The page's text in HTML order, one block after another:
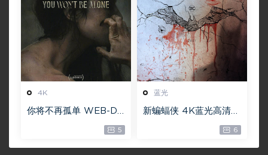
4K
你将不再孤单 WEB-DL
版下载 2022 You Wo
n’t Be Alone 19.1G [21
60P][4K]
5
蓝光
新蝙蝠侠 4K蓝光高清M
KV版/蝙蝠侠(港/台) /
重启版蝙蝠侠 2022 Th
e Batman
6